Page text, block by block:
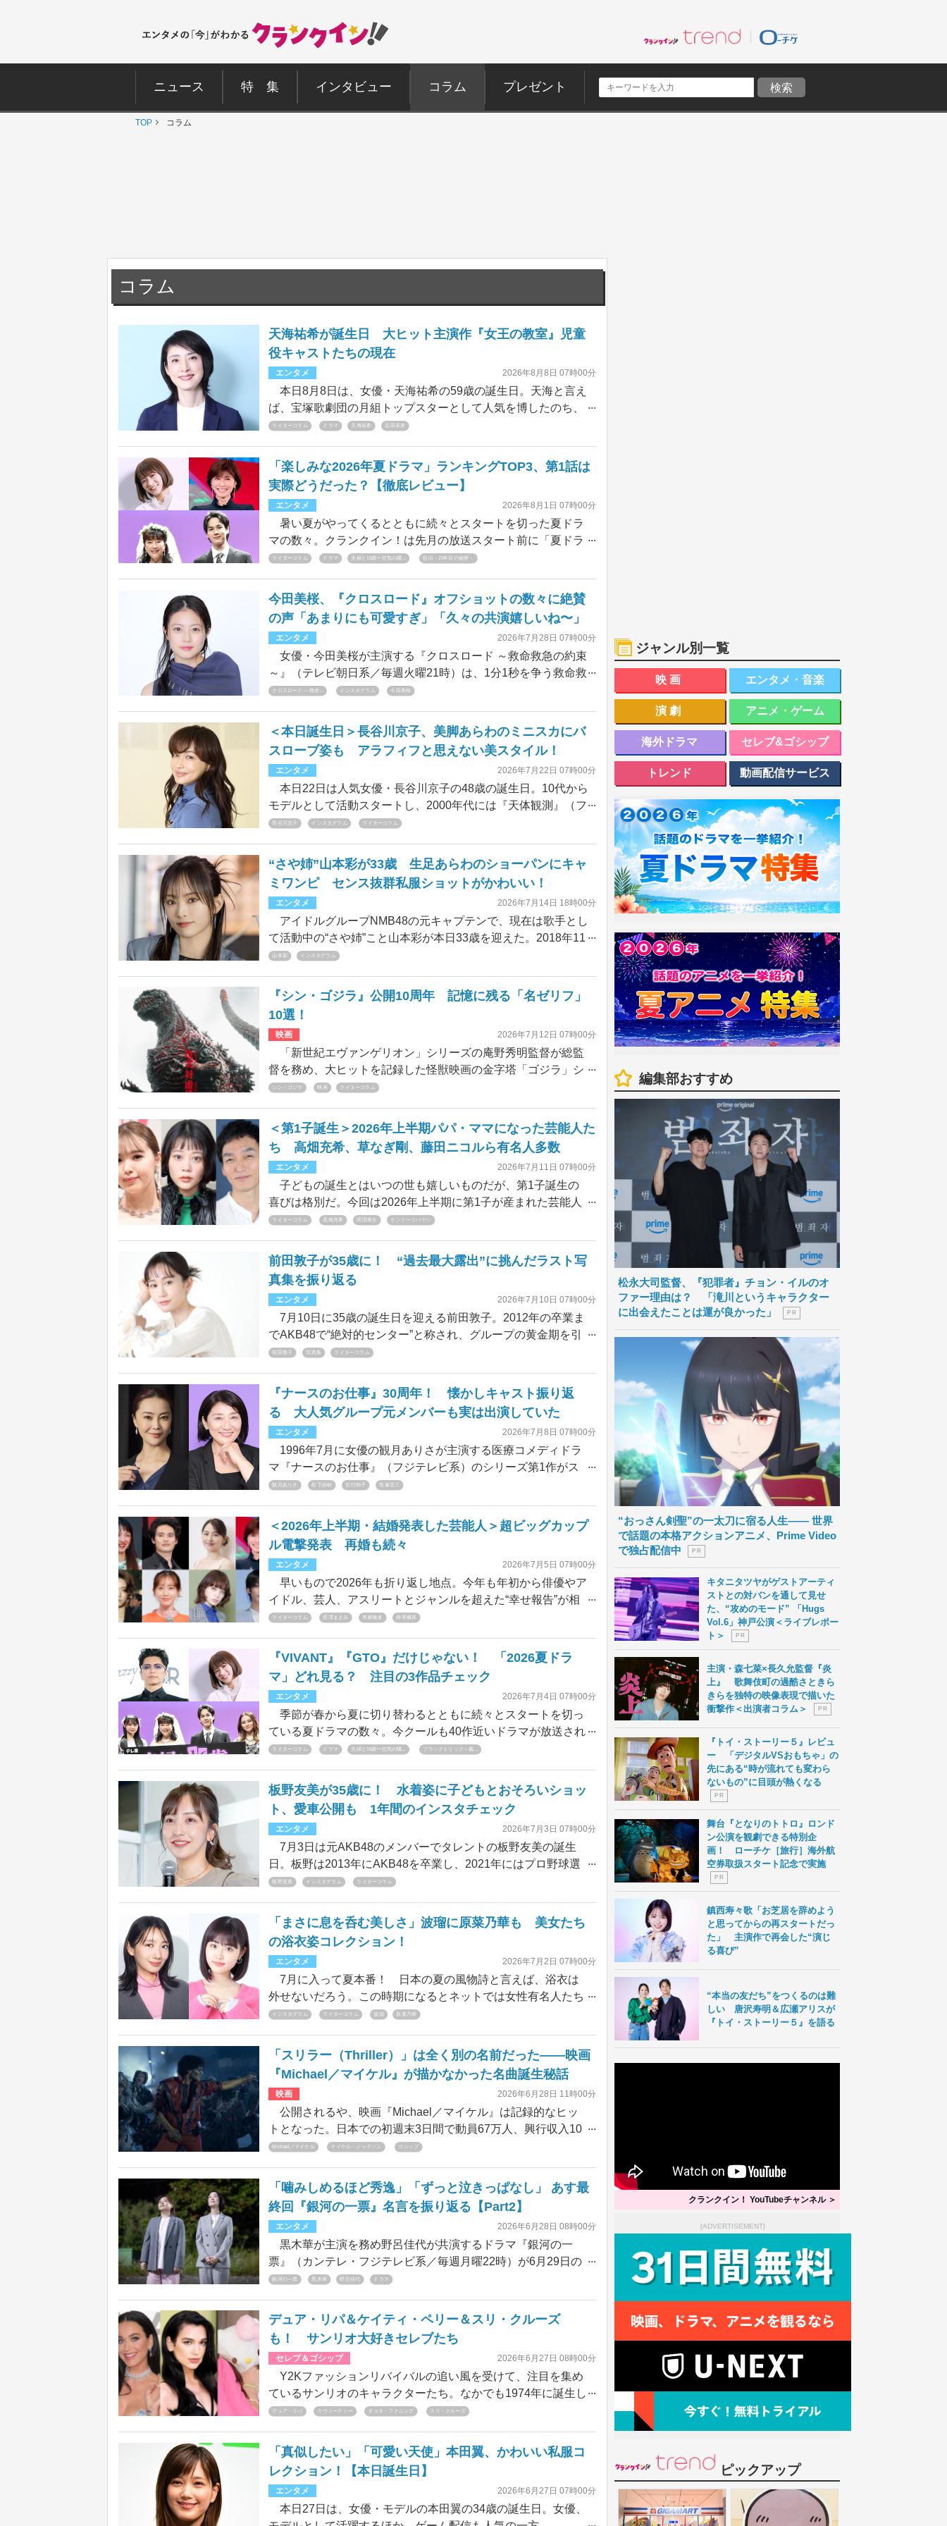
ニュース 特 集 インタビュー コラム プレゼント
TOP コラム
コラム
天海祐希が誕生日 大ヒット主演作『女王の教室』児童
役キャストたちの現在
エンタメ 2026年8月8日 07時00分
本日8月8日は、女優・天海祐希の59歳の誕生日。天海と言え
ば、宝塚歌劇団の月組トップスターとして人気を博したのち、
退団し今なお女優として活躍を続けている。そんな天海が主演
『女王の教室』（日本テレビ系）だ。本作は、天海演じる強権
的な教師・阿久津真矢と、半崎小学校6年3組の児童との1年間
にわたる闘い描いた学園ドラマ。本作に出演した児童役の子役
たちの多くは、その後、飛躍を遂げていった逸材が少なくな
い。今回はそんな『女王の教室』の児童役キャストの現在をま
とめた。
ライターコラム ドラマ 天海祐希 志田未来
「楽しみな2026年夏ドラマ」ランキングTOP3、第1話は
実際どうだった？【徹底レビュー】
エンタメ 2026年8月1日 07時00分
暑い夏がやってくるとともに続々とスタートを切った夏ドラ
マの数々。クランクイン！は先月の放送スタート前に「夏ドラ
マ」の期待度アンケートを実施し、トップ10を発表した。今回
ったか、レビューしたい。
ライターコラム ドラマ 夫婦と16歳〜狂気の隣... 告白－25年目の秘密－
今田美桜、『クロスロード』オフショットの数々に絶賛
の声「あまりにも可愛すぎ」「久々の共演嬉しいね〜」
エンタメ 2026年7月28日 07時00分
女優・今田美桜が主演する『クロスロード ～救命救急の約束
～』（テレビ朝日系／毎週火曜21時）は、1分1秒を争う救命救
急医療の最前線を描く本格医療ドラマであり、彼女は主人公・
作のInstagramが発信している今田の魅力的すぎるオフショット
たちを紹介していきたい。
クロスロード ～救命... インスタグラム 今田美桜
＜本日誕生日＞長谷川京子、美脚あらわのミニスカにバ
スローブ姿も アラフィフと思えない美スタイル！
エンタメ 2026年7月22日 07時00分
本日22日は人気女優・長谷川京子の48歳の誕生日。10代から
モデルとして活動スタートし、2000年代には『天体観測』（フ
ジテレビ系）など数々のドラマに出演し、“ハセキョー”の愛称
も、その美ぼうでファンを魅了し続けている。今回は、長谷川
の47歳の1年を彼女のインスタグラムで振り返りたい。
長谷川京子 インスタグラム ライターコラム
“さや姉”山本彩が33歳 生足あらわのショーパンにキャ
ミワンピ センス抜群私服ショットがかわいい！
エンタメ 2026年7月14日 18時00分
アイドルグループNMB48の元キャプテンで、現在は歌手とし
て活動中の“さや姉”こと山本彩が本日33歳を迎えた。2018年11
月のグループ卒業からもうすぐ8年が経とうとしているさや
Instagramで公開する私服も「かわいい」「センス抜群」とファ
ンに好評だ。今回はそんな32歳のさや姉の昨年から今年にかけ
てを、彼女がInstagramで披露した私服投稿を中心に振り返る！
山本彩 インスタグラム
『シン・ゴジラ』公開10周年 記憶に残る「名ゼリフ」
10選！
映画 2026年7月12日 07時00分
「新世紀エヴァンゲリオン」シリーズの庵野秀明監督が総監
督を務め、大ヒットを記録した怪獣映画の金字塔「ゴジラ」シ
リーズ第29作目『シン・ゴジラ』が2016年7月に公開され、今
ず声に出したくなるような名ゼリフの数々をプレイバック！
シン・ゴジラ 映画 ライターコラム
＜第1子誕生＞2026年上半期パパ・ママになった芸能人た
ち 高畑充希、草なぎ剛、藤田ニコルら有名人多数
エンタメ 2026年7月11日 07時00分
子どもの誕生とはいつの世も嬉しいものだが、第1子誕生の
喜びは格別だ。今回は2026年上半期に第1子が産まれた芸能人
たちを紹介していく。
ライターコラム 高畑充希 岡田将生 ケンドーコバヤシ
前田敦子が35歳に！ “過去最大露出”に挑んだラスト写
真集を振り返る
エンタメ 2026年7月10日 07時00分
7月10日に35歳の誕生日を迎える前田敦子。2012年の卒業ま
でAKB48で“絶対的センター”と称され、グループの黄金期を引
っ張った彼女も、現在は1児の母に。そんな前田が昨年、芸能
大きな話題に。今回は、前田敦子“最後の写真集”を振り返って
いこう！
前田敦子 写真集 ライターコラム
『ナースのお仕事』30周年！ 懐かしキャスト振り返
る 大人気グループ元メンバーも実は出演していた
エンタメ 2026年7月8日 07時00分
1996年7月に女優の観月ありさが主演する医療コメディドラ
マ『ナースのお仕事』（フジテレビ系）のシリーズ第1作がス
タートして、今週で30周年。本作は主人公のドジな新米ナー
ね、一人前の看護師、一人の女性として成長していく姿を描く
ドラマだ。シリアスな作風が多かった医療ドラマの中でも一際
お気楽な作風の本作は人気を博し、2014年までに連ドラがパー
ト4まで放送され、劇場版も1作公開された。今回はそんな『ナ
ースのお仕事』記念すべきパート1を彩ったキャストたちの現
在までをまとめる。
観月ありさ 松下由樹 吉行和子 長塚京三
＜2026年上半期・結婚発表した芸能人＞超ビッグカップ
ル電撃発表 再婚も続々
エンタメ 2026年7月5日 07時00分
早いもので2026年も折り返し地点。今年も年初から俳優やア
イドル、芸人、アスリートとジャンルを超えた“幸せ報告”が相
次ぎ、まさに結婚ラッシュだった。ここでは2026年上半期に飛
く！
ライターコラム 長澤まさみ 本郷奏多 神尾楓珠
『VIVANT』『GTO』だけじゃない！ 「2026夏ドラ
マ」どれ見る？ 注目の3作品チェック
エンタメ 2026年7月4日 07時00分
季節が春から夏に切り替わるとともに続々とスタートを切っ
ている夏ドラマの数々。今クールも40作近いドラマが放送され
る予定だ。多くの注目を集めるのが、大ヒット間違いなしの日
て復活する反町隆史主演の『GTO』（フジテレビ系）だが、注
目は2作だけじゃない！ 本稿では、約40作品の夏ドラマの中
から、クランクイン！が独自に選定した期待の3作品を紹介し
たい。
ライターコラム ドラマ 夫婦と16歳〜狂気の隣... ブラックトリック～裁...
板野友美が35歳に！ 水着姿に子どもとおそろいショッ
ト、愛車公開も 1年間のインスタチェック
エンタメ 2026年7月3日 07時00分
7月3日は元AKB48のメンバーでタレントの板野友美の誕生
日。板野は2013年にAKB48を卒業し、2021年にはプロ野球選
手の高橋奎二と結婚。同年10月、第1子となる女児の出産を発
ルブランド「Rosy luce」を立ち上げた。Instagramでは家族と
のショットや自身のコーディネートなどを発信。この記事では
板野が34歳の1年間でアップした印象的な投稿を紹介する。
板野友美 インスタグラム ライターコラム
「まさに息を呑む美しさ」波瑠に原菜乃華も 美女たち
の浴衣姿コレクション！
エンタメ 2026年7月2日 07時00分
7月に入って夏本番！ 日本の夏の風物詩と言えば、浴衣は
外せないだろう。この時期になるとネットでは女性有名人たち
が息を呑むような美しい浴衣ショットを披露する。今回は人気
浴衣姿を紹介していく。
インスタグラム ライターコラム 波瑠 原菜乃華
「スリラー（Thriller）」は全く別の名前だった――映画
『Michael／マイケル』が描かなかった名曲誕生秘話
映画 2026年6月28日 11時00分
公開されるや、映画『Michael／マイケル』は記録的なヒッ
トとなった。日本での初週末3日間で動員67万人、興行収入10
億円超。2026年に公開された実写映画のなかで頭ひとつ抜けた
ュリーの『ボヘミアン・ラプソディ』を超えて音楽伝記映画と
して歴代最高を更新し続けている。アントワン・フークアが監
督し、マイケルの実の甥ジャファー・ジャクソンが主演を務め
た本作は、「キング・オブ・ポップ」の栄光と孤独を数々の名
曲とともにスクリーンへ蘇らせた。
Michael／マイケル マイケル・ジャクソン ゴシップ
「噛みしめるほど秀逸」「ずっと泣きっぱなし」 あす最
終回『銀河の一票』名言を振り返る【Part2】
エンタメ 2026年6月28日 08時00分
黒木華が主演を務め野呂佳代が共演するドラマ『銀河の一
票』（カンテレ・フジテレビ系／毎週月曜22時）が6月29日の
放送でついに最終回を迎える。本作の見どころはなんといって
も「噛みしめるほど秀逸」「刺さりすぎてずっと泣きっぱな
し」などの称賛が相次ぐ珠玉の言葉を紹介しつつ、名シーンを
振り返っていきたい。
銀河の一票 黒木華 野呂佳代 ドラマ
デュア・リパ＆ケイティ・ペリー＆スリ・クルーズ
も！ サンリオ大好きセレブたち
セレブ＆ゴシップ 2026年6月27日 08時00分
Y2Kファッションリバイバルの追い風を受けて、注目を集め
ているサンリオのキャラクターたち。なかでも1974年に誕生し
たハローキティは圧倒的な存在感を放ち、日本のKawaii文化を
そこで、セレブたちが見せたキュートな着こなしからクールな
レッドカーペットスタイル、セクシーコーデ、インパクト大な
アイテム使いまで、キティ愛あふれるルックを大公開！ キテ
ィの可能性を再発見できるかも!?
デュア・リパ スウィーティー ダコタ・ファニング スリ・クルーズ
「真似したい」「可愛い天使」本田翼、かわいい私服コ
レクション！【本日誕生日】
エンタメ 2026年6月27日 07時00分
本日27日は、女優・モデルの本田翼の34歳の誕生日。女優、
ジャンル別一覧
映画 エンタメ・音楽
演劇 アニメ・ゲーム
海外ドラマ セレブ&ゴシップ
トレンド 動画配信サービス
編集部おすすめ
松永大司監督、『犯罪者』チョン・イルのオ
ファー理由は？ 「滝川というキャラクター
に出会えたことは運が良かった」
P R
“おっさん剣聖”の一太刀に宿る人生―― 世界
で話題の本格アクションアニメ、Prime Video
で独占配信中
P R
キタニタツヤがゲストアーティ
ストとの対バンを通して見せ
た、“攻めのモード” 「Hugs
Vol.6」神戸公演＜ライブレポー
ト＞
P R
主演・森七菜×長久允監督『炎
上』 歌舞伎町の過酷さときら
きらを独特の映像表現で描いた
衝撃作＜出演者コラム＞
P R
『トイ・ストーリー５』レビュ
ー 「デジタルVSおもちゃ」の
先にある“時が流れても変わら
ないもの”に目頭が熱くなる
P R
舞台『となりのトトロ』ロンド
ン公演を観劇できる特別企
画！ ローチケ［旅行］海外航
空券取扱スタート記念で実施
P R
鎮西寿々歌「お芝居を辞めよう
と思ってからの再スタートだっ
た」 主演作で再会した“演じ
る喜び”
“本当の友だち”をつくるのは難
しい 唐沢寿明＆広瀬アリスが
『トイ・ストーリー５』を語る
クランクイン！ YouTubeチャンネル ＞
[ADVERTISEMENT]
ピックアップ